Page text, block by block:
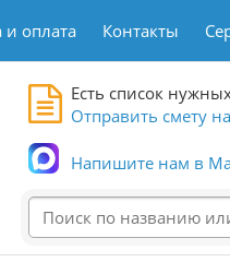
и оплата Контакты
Есть список
Отправить смету
Напишите нам в